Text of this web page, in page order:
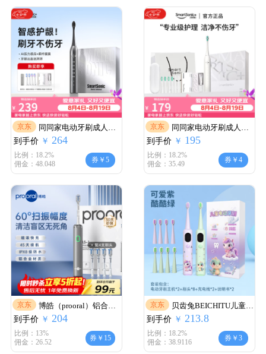
语】送4刷头
蓝【到手1机身+3刷头】
志高正品
京东
同同家电动牙刷成人智
能光感刷护龈声波全自
动情侣款套装礼盒装T9P
送男生女朋友生日礼物
龈光感刷·钛黑T9P（配
黑刷头）
到手价 ￥ 264
比例：18.2%
佣金：48.048
券￥5
京东
同同家电动牙刷成人声
波震动男女生专用软毛
智能全自动充电式礼盒
情侣款套装T9U 送男女
T9U-max简约白（共6刷
头）
到手价 ￥ 195
比例：18.2%
佣金：35.49
券￥4
京东
博皓（prooral）铝合金
电动牙刷扫振智能成人
牙刷软毛护龈洁齿情侣
电动牙刷送男女友情人
到手价 ￥ 204
比例：13%
佣金：26.52
券￥15
京东
贝齿兔BEICHITU儿童电
动牙刷6-9-12岁以上小孩
专用智能定时软毛护龈
充电款换牙期学生男女
到手价 ￥ 213.8
比例：18.2%
佣金：38.9116
券￥3